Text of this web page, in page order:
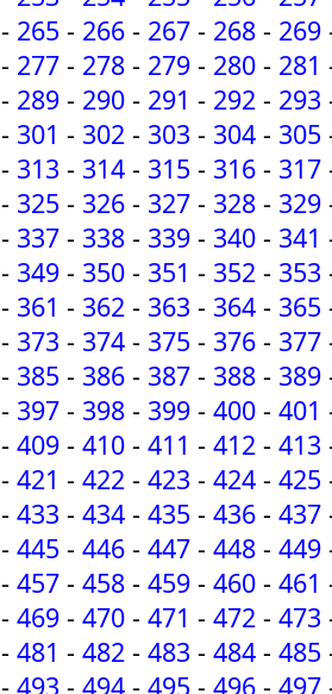
- 265 - 266 - 267 - 268 - 269
- 277 - 278 - 279 - 280 - 281
- 289 - 290 - 291 - 292 - 293
- 301 - 302 - 303 - 304 - 305
- 313 - 314 - 315 - 316 - 317
- 325 - 326 - 327 - 328 - 329
- 337 - 338 - 339 - 340 - 341
- 349 - 350 - 351 - 352 - 353
- 361 - 362 - 363 - 364 - 365
- 373 - 374 - 375 - 376 - 377
- 385 - 386 - 387 - 388 - 389
- 397 - 398 - 399 - 400 - 401
- 409 - 410 - 411 - 412 - 413
- 421 - 422 - 423 - 424 - 425
- 433 - 434 - 435 - 436 - 437
- 445 - 446 - 447 - 448 - 449
- 457 - 458 - 459 - 460 - 461
- 469 - 470 - 471 - 472 - 473
- 481 - 482 - 483 - 484 - 485
- 493 - 494 - 495 - 496 - 497